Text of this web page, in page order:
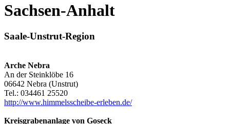
Sachsen-Anhalt
Saale-Unstrut-Region
Arche Nebra
An der Steinklöbe 16
06642 Nebra (Unstrut)
Tel.: 034461 25520
http://www.himmelsscheibe-erleben.de/
Kreisgrabenanlage von Goseck